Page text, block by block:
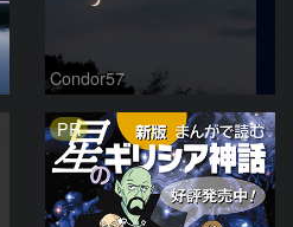
Condor57
PR